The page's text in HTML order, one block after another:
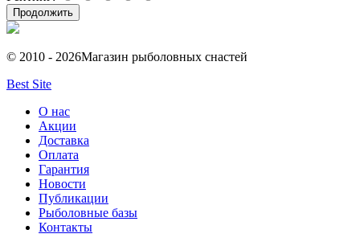
Продолжить
© 2010 - 2026Магазин рыболовных снастей
Best Site
О нас
Акции
Доставка
Оплата
Гарантия
Новости
Публикации
Рыболовные базы
Контакты